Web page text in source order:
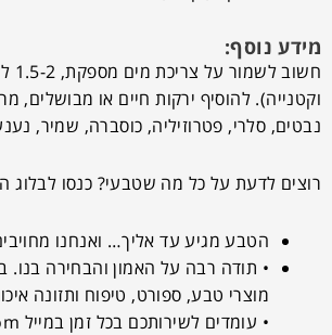
מידע נוסף:
וקטנייה). להוסיף ירקות חיים או מבושלים,
נבטים, סלרי, פטרוזיליה, כוסברה, שמיר,
רוצים לדעת על כל מה שטבעי? כנסו לבלוג
הטבע מגיע עד אליך… ואנחנו
• תודה רבה על האמון והבחירה בנו.
מוצרי טבע, ספורט, טיפוח ותזונה
• עומדים לשירותכם בכל זמן במייל